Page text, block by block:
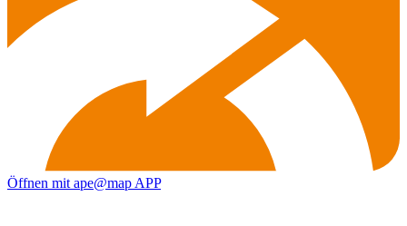
Öffnen mit ape@map APP